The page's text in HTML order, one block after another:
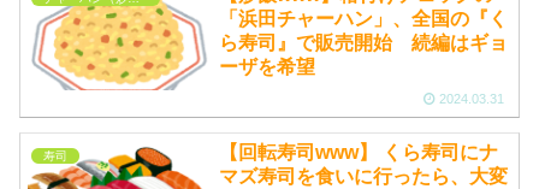
「浜田チャーハン」、全国の『く
ら寿司』で販売開始 続編はギョ
ーザを希望
2024.03.31
寿司
【回転寿司www】 くら寿司にナ
マズ寿司を食いに行ったら、大変